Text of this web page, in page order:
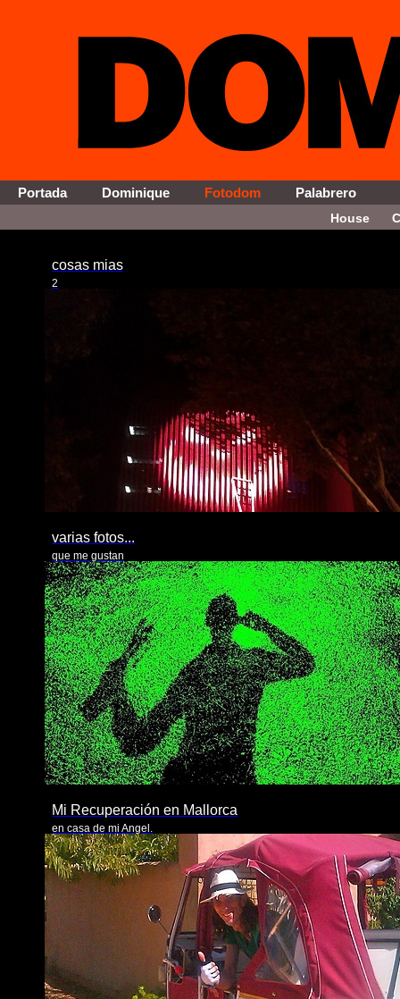
Portada Dominique Fotodom Palabrero
House
cosas mias
2
varias fotos...
que me gustan
Mi Recuperación en Mallorca
en casa de mi Angel.